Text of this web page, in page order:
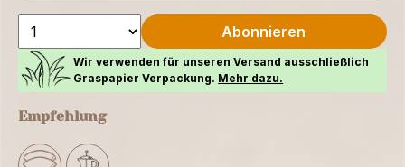
Abonnieren
Wir verwenden für unseren Versand ausschließlich
Graspapier Verpackung. Mehr dazu.
Empfehlung